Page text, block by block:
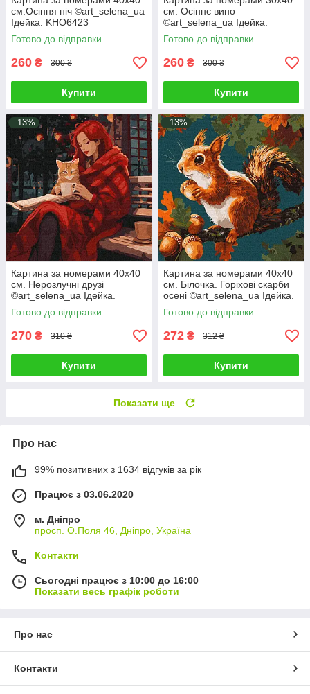
см.Осіння ніч ©art_selena_ua
Ідейка. KHO6423
Готово до відправки
260 ₴ 300 ₴
Купити
см. Осіннє вино
©art_selena_ua Ідейка.
KHO5705
Готово до відправки
260 ₴ 300 ₴
Купити
–13%
Картина за номерами 40х40
см. Нерозлучні друзі
©art_selena_ua Ідейка.
KHO2543
Готово до відправки
270 ₴ 310 ₴
Купити
–13%
Картина за номерами 40х40
см. Білочка. Горіхові скарби
осені ©art_selena_ua Ідейка.
KHO6817
Готово до відправки
272 ₴ 312 ₴
Купити
Показати ще
Про нас
99% позитивних з 1634 відгуків за рік
Працює з 03.06.2020
м. Дніпро
просп. О.Поля 46, Дніпро, Україна
Контакти
Сьогодні працює з 10:00 до 16:00
Показати весь графік роботи
Про нас
Контакти